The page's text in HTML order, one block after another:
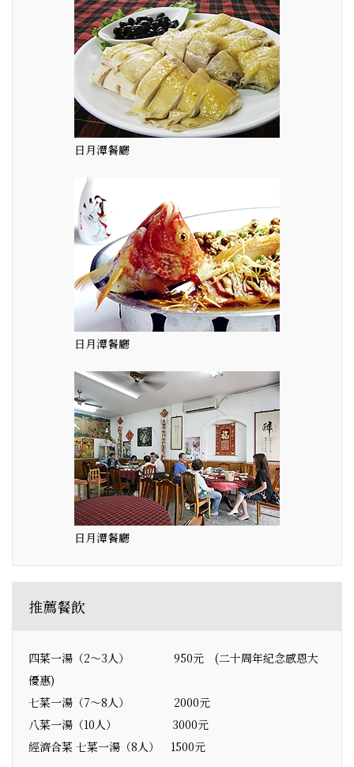
日月潭餐廳
日月潭餐廳
日月潭餐廳
推薦餐飲
四菜一湯（2～3人） 950元 (二十周年紀念感恩大
優惠)
七菜一湯（7～8人） 2000元
八菜一湯（10人） 3000元
經濟合菜 七菜一湯（8人） 1500元